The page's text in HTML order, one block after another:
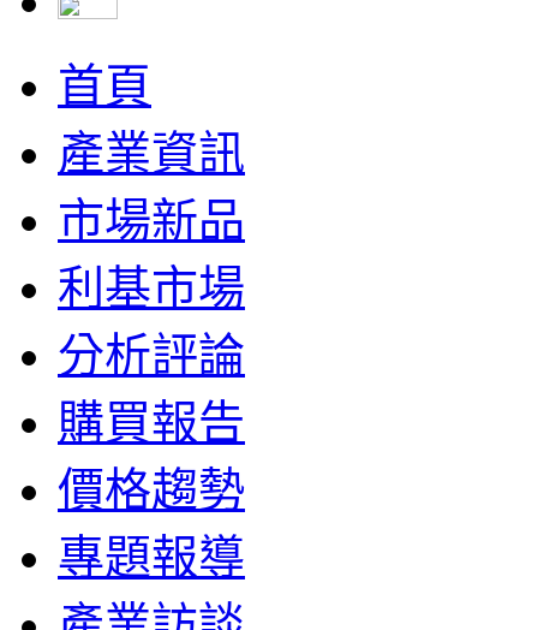
首頁
產業資訊
市場新品
利基市場
分析評論
購買報告
價格趨勢
專題報導